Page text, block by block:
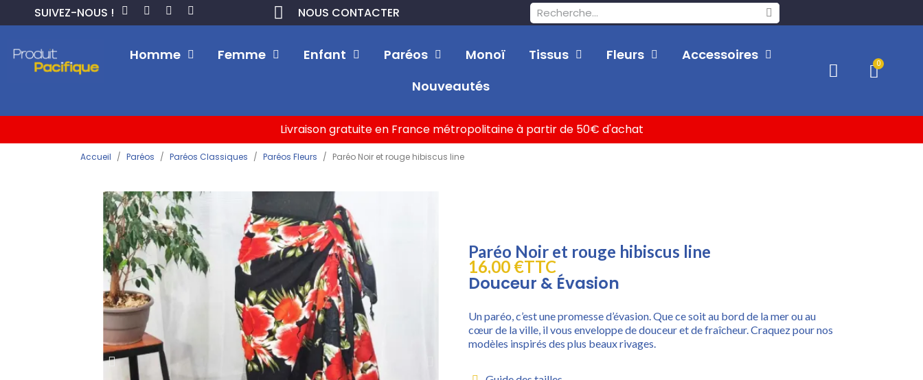
SUIVEZ-NOUS ! NOUS CONTACTER
Homme Femme Enfant Paréos Monoï Tissus Fleurs
Accessoires
Nouveautés
Livraison gratuite en France métropolitaine à partir de 50€ d'achat
Accueil Paréos Paréos Classiques Paréos Fleurs Paréo Noir et rouge hibiscus line
Paréo Noir et rouge hibiscus line
16,00 €TTC
Douceur & Évasion
Un paréo, c’est une promesse d’évasion. Que ce soit au bord de la mer ou au
cœur de la ville, il vous enveloppe de douceur et de fraîcheur. Craquez pour nos
modèles inspirés des plus beaux rivages.